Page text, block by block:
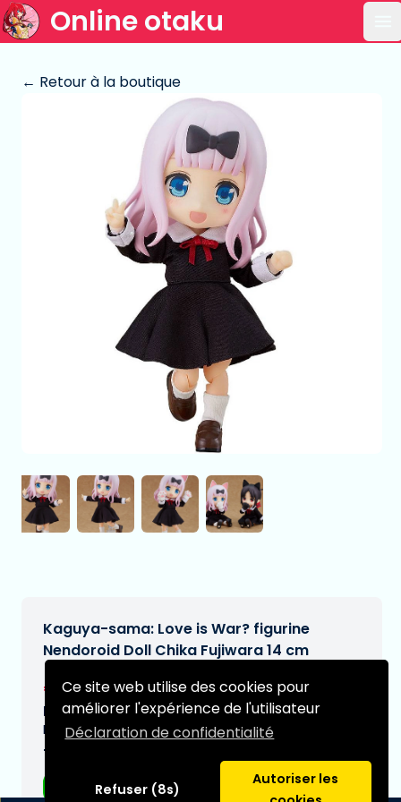
Ce site web utilise des cookies pour
améliorer l'expérience de l'utilisateur
Déclaration de confidentialité
Refuser (8s)
Autoriser les
Online otaku
← Retour à la boutique
Kaguya-sama: Love is War? figurine
Nendoroid Doll Chika Fujiwara 14 cm
€76,95 [Sous réserve de modifications]
Date de livraison prévue:
N/A
Type:
Figurines d'anime